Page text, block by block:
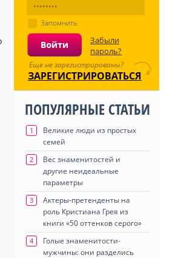
Запомнить
Забыли
пароль?
Еще не зарегистрированы?
ЗАРЕГИСТРИРОВАТЬСЯ
ПОПУЛЯРНЫЕ СТАТЬИ
1
Великие люди из простых
семей
2
Вес знаменитостей и
другие неидеальные
параметры
3
Актеры-претенденты на
роль Кристиана Грея из
книги «50 оттенков серого»
4
Голые знаменитости-
мужчины: они разделись